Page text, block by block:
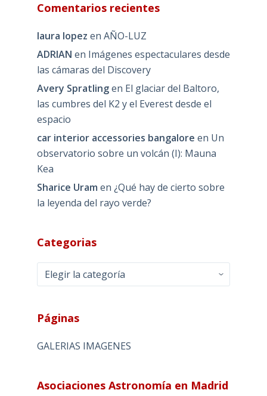
Comentarios recientes
laura lopez en AÑO-LUZ
ADRIAN en Imágenes espectaculares desde
las cámaras del Discovery
Avery Spratlingen El glaciar del Baltoro,
las cumbres del K2 y el Everest desde el
espacio
car interior accessories bangalore en Un
observatorio sobre un volcán (I): Mauna
Kea
Sharice Uram en ¿Qué hay de cierto sobre
la leyenda del rayo verde?
Categorias
Categorias
Páginas
GALERIAS IMAGENES
Asociaciones Astronomía en Madrid